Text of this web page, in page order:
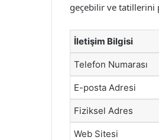
geçebilir ve tatillerini
İletişim Bilgisi
Telefon Numarası
E-posta Adresi
Fiziksel Adres
Web Sitesi